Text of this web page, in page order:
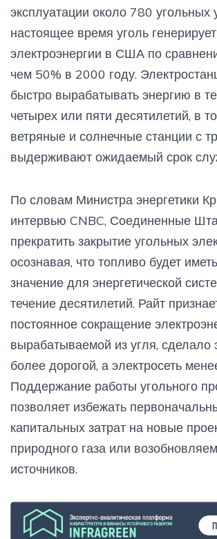
эксплуатации около 780 угольных
настоящее время уголь
электроэнергии в США по
чем 50% в 2000 году.
быстро вырабатывать энергию в
четырех или пяти десятилетий, в
ветряные и солнечные станции с
выдерживают ожидаемый срок
По словам Министра энергетики
интервью CNBC, Соединенные
прекратить закрытие угольных
осознавая, что топливо будет
значение для энергетической
течение десятилетий. Райт
постоянное сокращение
вырабатываемой из угля, сделало
более дорогой, а электросеть
Поддержание работы угольного
позволяет избежать
капитальных затрат на новые
природного газа или
источников.